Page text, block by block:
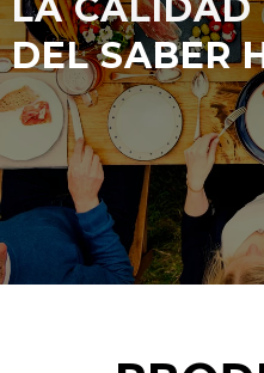
LA CALIDAD
DEL SABER